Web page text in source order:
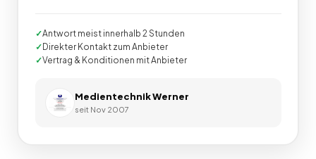
Antwort meist innerhalb 2 Stunden
Direkter Kontakt zum Anbieter
Vertrag & Konditionen mit Anbieter
Medientechnik Werner
seit Nov 2007